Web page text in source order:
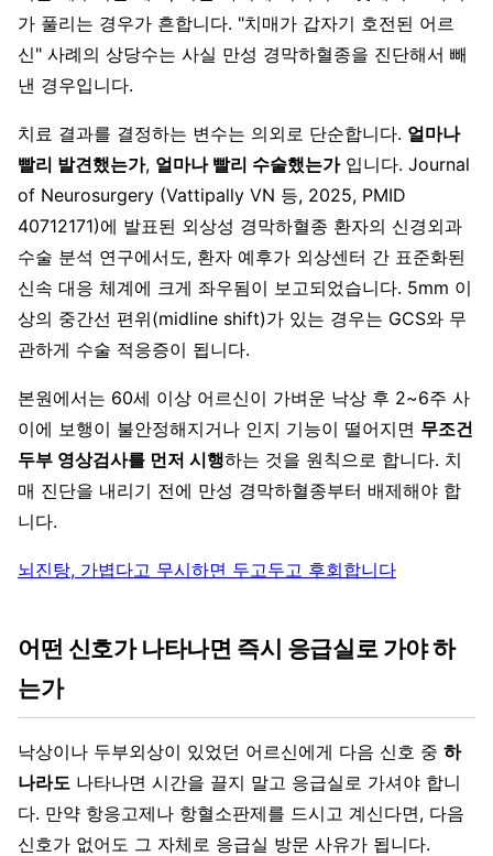
가 풀리는 경우가 흔합니다. "치매가 갑자기 호전된 어르
신" 사례의 상당수는 사실 만성 경막하혈종을 진단해서 빼
낸 경우입니다.
치료 결과를 결정하는 변수는 의외로 단순합니다. 얼마나
빨리 발견했는가, 얼마나 빨리 수술했는가입니다. Journal
of Neurosurgery (Vattipally VN 등, 2025, PMID
40712171)에 발표된 외상성 경막하혈종 환자의 신경외과
수술 분석 연구에서도, 환자 예후가 외상센터 간 표준화된
신속 대응 체계에 크게 좌우됨이 보고되었습니다. 5mm 이
상의 중간선 편위(midline shift)가 있는 경우는 GCS와 무
관하게 수술 적응증이 됩니다.
본원에서는 60세 이상 어르신이 가벼운 낙상 후 2~6주 사
이에 보행이 불안정해지거나 인지 기능이 떨어지면 무조건
두부 영상검사를 먼저 시행하는 것을 원칙으로 합니다. 치
매 진단을 내리기 전에 만성 경막하혈종부터 배제해야 합
니다.
뇌진탕, 가볍다고 무시하면 두고두고 후회합니다
어떤 신호가 나타나면 즉시 응급실로 가야 하
는가
낙상이나 두부외상이 있었던 어르신에게 다음 신호 중 하
나라도 나타나면 시간을 끌지 말고 응급실로 가셔야 합니
다. 만약 항응고제나 항혈소판제를 드시고 계신다면, 다음
신호가 없어도 그 자체로 응급실 방문 사유가 됩니다.